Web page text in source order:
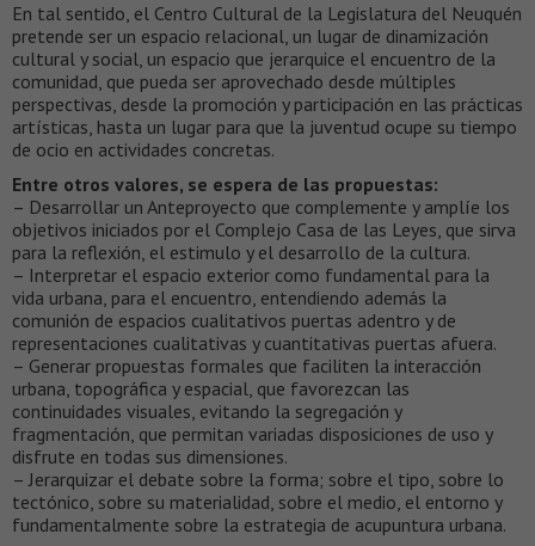
En tal sentido, el Centro Cultural de la Legislatura del Neuquén
pretende ser un espacio relacional, un lugar de dinamización
cultural y social, un espacio que jerarquice el encuentro de la
comunidad, que pueda ser aprovechado desde múltiples
perspectivas, desde la promoción y participación en las prácticas
artísticas, hasta un lugar para que la juventud ocupe su tiempo
de ocio en actividades concretas.
Entre otros valores, se espera de las propuestas:
– Desarrollar un Anteproyecto que complemente y amplíe los
objetivos iniciados por el Complejo Casa de las Leyes, que sirva
para la reflexión, el estimulo y el desarrollo de la cultura.
– Interpretar el espacio exterior como fundamental para la
vida urbana, para el encuentro, entendiendo además la
comunión de espacios cualitativos puertas adentro y de
representaciones cualitativas y cuantitativas puertas afuera.
– Generar propuestas formales que faciliten la interacción
urbana, topográfica y espacial, que favorezcan las
continuidades visuales, evitando la segregación y
fragmentación, que permitan variadas disposiciones de uso y
disfrute en todas sus dimensiones.
– Jerarquizar el debate sobre la forma; sobre el tipo, sobre lo
tectónico, sobre su materialidad, sobre el medio, el entorno y
fundamentalmente sobre la estrategia de acupuntura urbana.